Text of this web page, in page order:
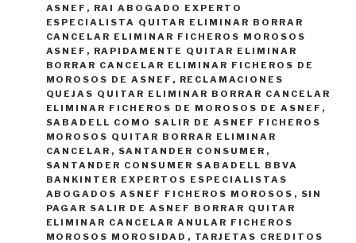
ASNEF , RAI ABOGADO EXPERTO
ESPECIALISTA QUITAR ELIMINAR BORRAR
CANCELAR ELIMINAR FICHEROS MOROSOS
ASNEF , RAPIDAMENTE QUITAR ELIMINAR
BORRAR CANCELAR ELIMINAR FICHEROS DE
MOROSOS DE ASNEF , RECLAMACIONES
QUEJAS QUITAR ELIMINAR BORRAR CANCELAR
ELIMINAR FICHEROS DE MOROSOS DE ASNEF ,
SABADELL COMO SALIR DE ASNEF FICHEROS
MOROSOS QUITAR BORRAR ELIMINAR
CANCELAR , SANTANDER CONSUMER ,
SANTANDER CONSUMER SABADELL BBVA
BANKINTER EXPERTOS ESPECIALISTAS
ABOGADOS ASNEF FICHEROS MOROSOS , SIN
PAGAR SALIR DE ASNEF BORRAR QUITAR
ELIMINAR CANCELAR ANULAR FICHEROS
MOROSOS MOROSIDAD , TARJETAS CREDITOS